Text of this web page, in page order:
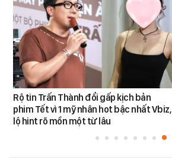
Rộ tin Trấn Thành đổi gấp kịch bản
phim Tết vì 1 mỹ nhân hot bậc nhất Vbiz,
lộ hint rõ mồn một từ lâu